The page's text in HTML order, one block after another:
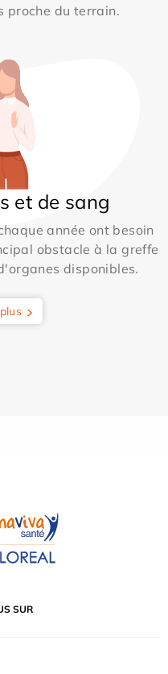
proche du terrain.
et de sang
année ont besoin
obstacle à la greffe
disponibles.
SUR